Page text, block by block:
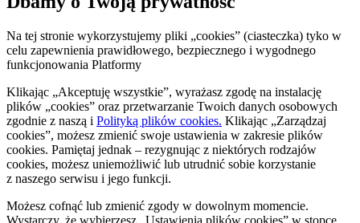
Na tej stronie wykorzystujemy pliki „cookies” (ciasteczka) tyko w
celu zapewnienia prawidłowego, bezpiecznego i wygodnego
funkcjonowania Platformy
Klikając „Akceptuję wszystkie”, wyrażasz zgodę na instalację
plików „cookies” oraz przetwarzanie Twoich danych osobowych
zgodnie z naszą i Polityką plików cookies. Klikając „Zarządzaj
cookies”, możesz zmienić swoje ustawienia w zakresie plików
cookies. Pamiętaj jednak – rezygnując z niektórych rodzajów
cookies, możesz uniemożliwić lub utrudnić sobie korzystanie
z naszego serwisu i jego funkcji.
Możesz cofnąć lub zmienić zgody w dowolnym momencie.
Wystarczy, że wybierzesz „Ustawienia plików cookies” w stopce